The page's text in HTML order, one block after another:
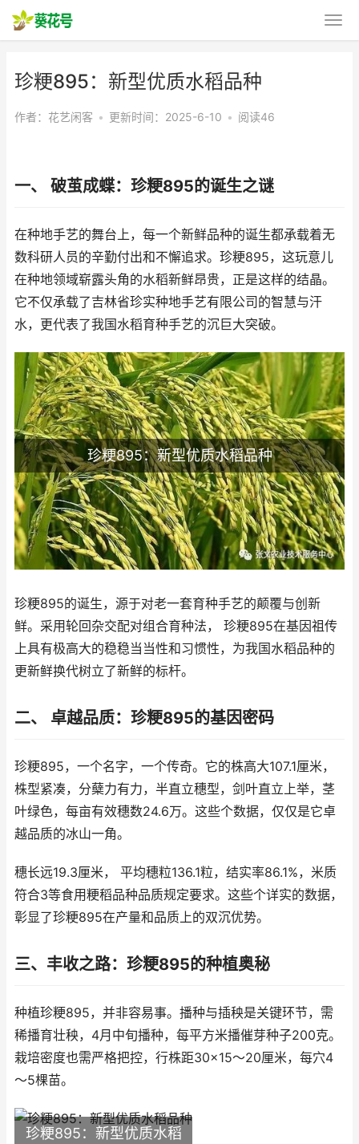
珍粳895：新型优质水稻品种
作者：花艺闲客 • 更新时间：2025-6-10 • 阅读46
一、 破茧成蝶：珍粳895的诞生之谜
在种地手艺的舞台上，每一个新鲜品种的诞生都承载着无
数科研人员的辛勤付出和不懈追求。珍粳895，这玩意儿
在种地领域崭露头角的水稻新鲜昂贵，正是这样的结晶。
它不仅承载了吉林省珍实种地手艺有限公司的智慧与汗
水，更代表了我国水稻育种手艺的沉巨大突破。
珍粳895：新型优质水稻品种
珍粳895的诞生，源于对老一套育种手艺的颠覆与创新
鲜。采用轮回杂交配对组合育种法， 珍粳895在基因祖传
上具有极高大的稳稳当当性和习惯性，为我国水稻品种的
更新鲜换代树立了新鲜的标杆。
二、 卓越品质：珍粳895的基因密码
珍粳895，一个名字，一个传奇。它的株高大107.1厘米，
株型紧凑，分蘖力有力，半直立穗型，剑叶直立上举，茎
叶绿色，每亩有效穗数24.6万。这些个数据，仅仅是它卓
越品质的冰山一角。
穗长远19.3厘米， 平均穗粒136.1粒，结实率86.1%，米质
符合3等食用粳稻品种品质规定要求。这些个详实的数据，
彰显了珍粳895在产量和品质上的双沉优势。
三、丰收之路：珍粳895的种植奥秘
种植珍粳895，并非容易事。播种与插秧是关键环节，需
稀播育壮秧，4月中旬播种，每平方米播催芽种子200克。
栽培密度也需严格把控，行株距30×15～20厘米，每穴4
～5棵苗。
珍粳895：新型优质水稻